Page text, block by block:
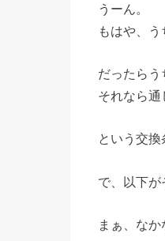
うーん。
もはや、う
だったらう
それなら通
という交換
で、以下が
まぁ、なか